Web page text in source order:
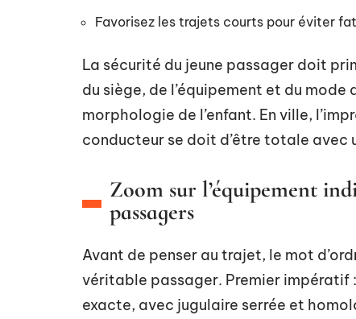
Favorisez les trajets courts pour éviter
La sécurité du jeune passager doit
du siège, de l’équipement et du
morphologie de l’enfant. En ville,
conducteur se doit d’être totale avec
Zoom sur l’équipement
passagers
Avant de penser au trajet, le mot
véritable passager. Premier impératif
exacte, avec jugulaire serrée et